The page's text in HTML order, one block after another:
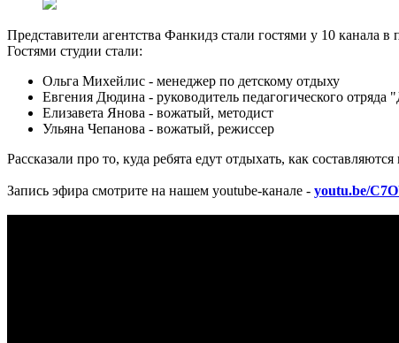
Представители агентства Фанкидз стали гостями у 10 канала
Гостями студии стали:
Ольга Михейлис - менеджер по детскому отдыху
Евгения Дюдина - руководитель педагогического отряда
Елизавета Янова - вожатый, методист
Ульяна Чепанова - вожатый, режиссер
Рассказали про то, куда ребята едут отдыхать, как
Запись эфира смотрите на нашем youtube-канале - youtu.be/